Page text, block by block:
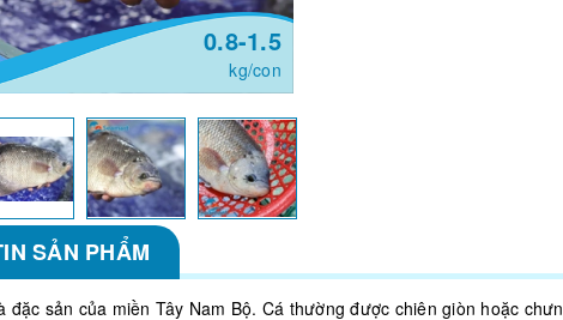
0.8-1.5
kg/con
SẢN PHẨM
đặc sản của miền Tây Nam Bộ. Cá thường được chiên giòn hoặc